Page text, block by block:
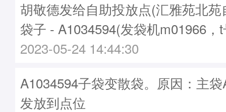
胡敬德发给自助投放点(汇雅苑北
袋子 - A1034594(发袋机m01966，
2023-05-24 14:44:30
A1034594子袋变散袋。原因：主
发放到点位